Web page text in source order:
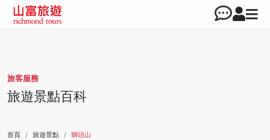
旅客服務
旅遊景點百科
首頁 旅遊景點 獅頭山